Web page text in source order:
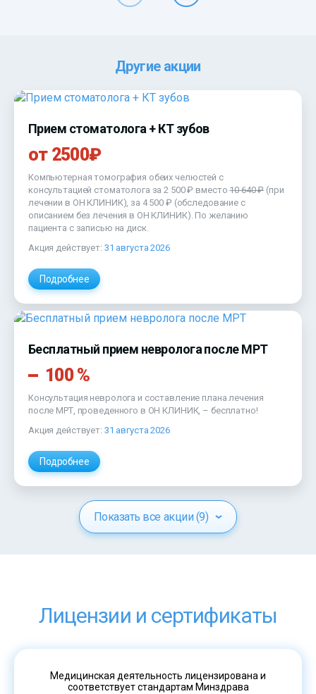
Другие акции
Прием стоматолога + КТ зубов
от 2500₽
Компьютерная томография обеих челюстей с
консультацией стоматолога за2 500 ₽ вместо10 640 ₽(при
лечении в ОН КЛИНИК), за 4 500 ₽ (обследование с
описанием без лечения в ОН КЛИНИК). По желанию
пациента с записью на диск.
Акция действует: 31 августа 2026
Подробнее
Бесплатный прием невролога после МРТ
100 %
Консультация невролога и составление плана лечения
после МРТ, проведенного в ОН КЛИНИК, – бесплатно!
Акция действует: 31 августа 2026
Подробнее
Показать все акции (9)
Лицензии и сертификаты
Медицинская деятельность лицензирована и
соответствует стандартам Минздрава